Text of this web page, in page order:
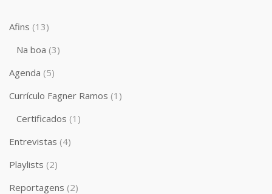
Afins (13)
Na boa (3)
Agenda (5)
Currículo Fagner Ramos (1)
Certificados (1)
Entrevistas (4)
Playlists (2)
Reportagens (2)